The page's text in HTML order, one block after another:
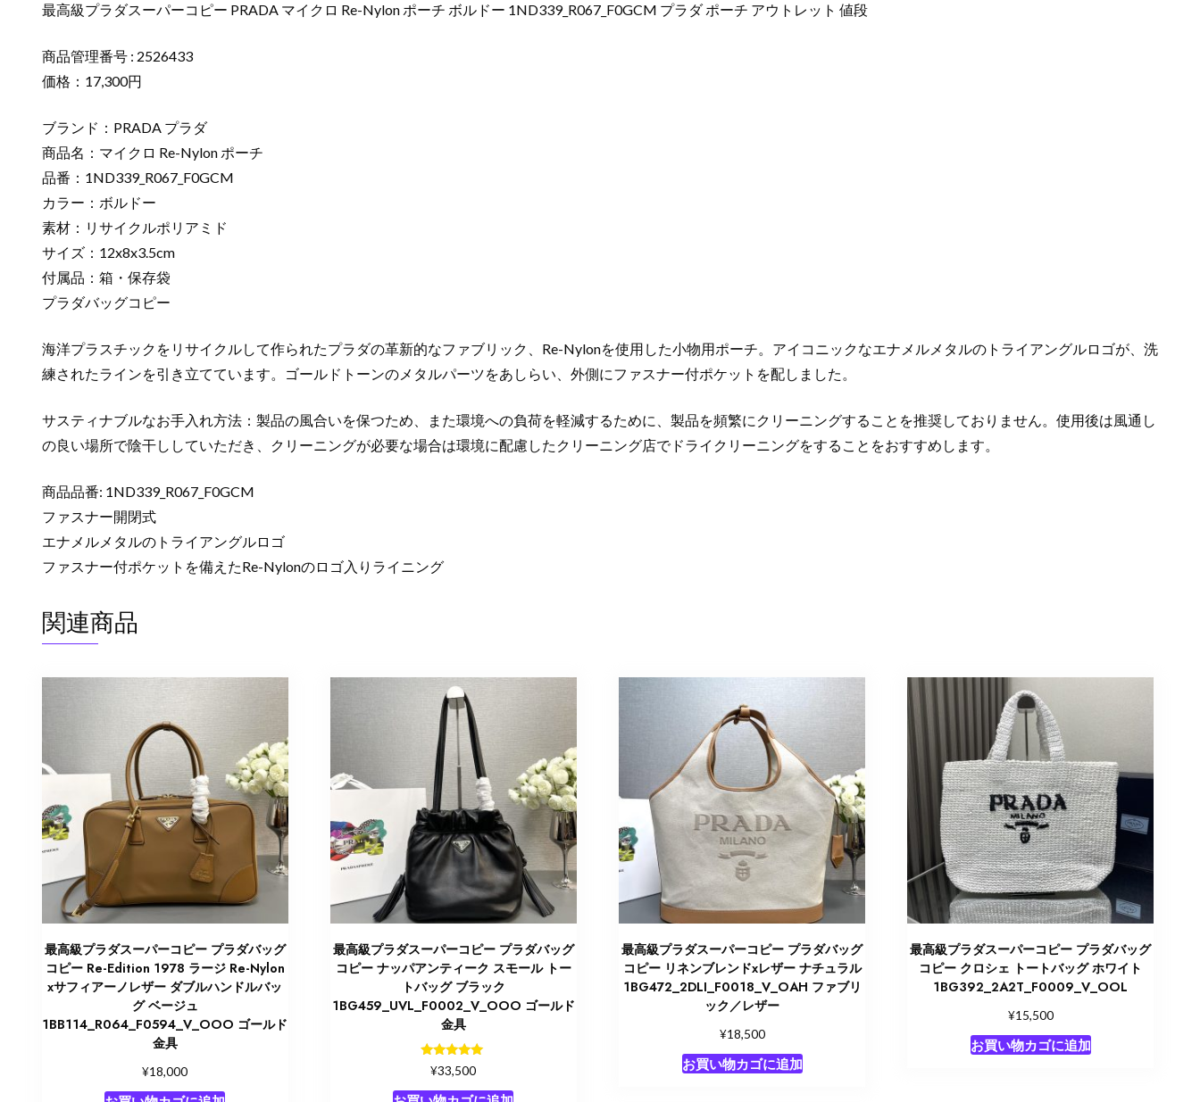
最高級プラダスーパーコピー PRADA マイクロ Re-Nylon ポーチ ボルドー 1ND339_R067_F0GCM プラダ ポーチ アウトレット 値段
商品管理番号 : 2526433
価格：17,300円
ブランド：PRADA プラダ
商品名：マイクロ Re-Nylon ポーチ
品番：1ND339_R067_F0GCM
カラー：ボルドー
素材：リサイクルポリアミド
サイズ：12x8x3.5cm
付属品：箱・保存袋
プラダバッグコピー
海洋プラスチックをリサイクルして作られたプラダの革新的なファブリック、Re-Nylonを使用した小物用ポーチ。アイコニックなエナメルメタルのトライアングルロゴが、洗
練されたラインを引き立てています。ゴールドトーンのメタルパーツをあしらい、外側にファスナー付ポケットを配しました。
サスティナブルなお手入れ方法：製品の風合いを保つため、また環境への負荷を軽減するために、製品を頻繁にクリーニングすることを推奨しておりません。使用後は風通し
の良い場所で陰干ししていただき、クリーニングが必要な場合は環境に配慮したクリーニング店でドライクリーニングをすることをおすすめします。
商品品番: 1ND339_R067_F0GCM
ファスナー開閉式
エナメルメタルのトライアングルロゴ
ファスナー付ポケットを備えたRe-Nylonのロゴ入りライニング
関連商品
最高級プラダスーパーコピー プラダバッグ
コピー Re-Edition 1978 ラージ Re-Nylon
xサフィアーノレザー ダブルハンドルバッ
グ ベージュ
1BB114_R064_F0594_V_OOO ゴールド
金具
¥18,000
最高級プラダスーパーコピー プラダバッグ
コピー ナッパアンティーク スモール トー
トバッグ ブラック
1BG459_UVL_F0002_V_OOO ゴールド
金具
5段階中
5.00
の評価
¥33,500
最高級プラダスーパーコピー プラダバッグ
コピー リネンブレンドxレザー ナチュラル
1BG472_2DLI_F0018_V_OAH ファブリ
ック／レザー
¥18,500
お買い物カゴに追加
最高級プラダスーパーコピー プラダバッグ
コピー クロシェ トートバッグ ホワイト
1BG392_2A2T_F0009_V_OOL
¥15,500
お買い物カゴに追加